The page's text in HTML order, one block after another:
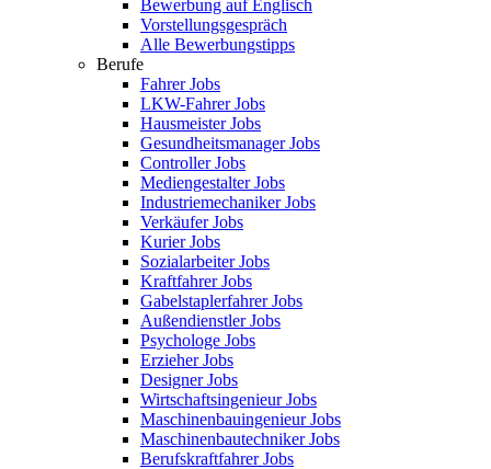
Bewerbung auf Englisch
Vorstellungsgespräch
Alle Bewerbungstipps
Berufe
Fahrer Jobs
LKW-Fahrer Jobs
Hausmeister Jobs
Gesundheitsmanager Jobs
Controller Jobs
Mediengestalter Jobs
Industriemechaniker Jobs
Verkäufer Jobs
Kurier Jobs
Sozialarbeiter Jobs
Kraftfahrer Jobs
Gabelstaplerfahrer Jobs
Außendienstler Jobs
Psychologe Jobs
Erzieher Jobs
Designer Jobs
Wirtschaftsingenieur Jobs
Maschinenbauingenieur Jobs
Maschinenbautechniker Jobs
Berufskraftfahrer Jobs